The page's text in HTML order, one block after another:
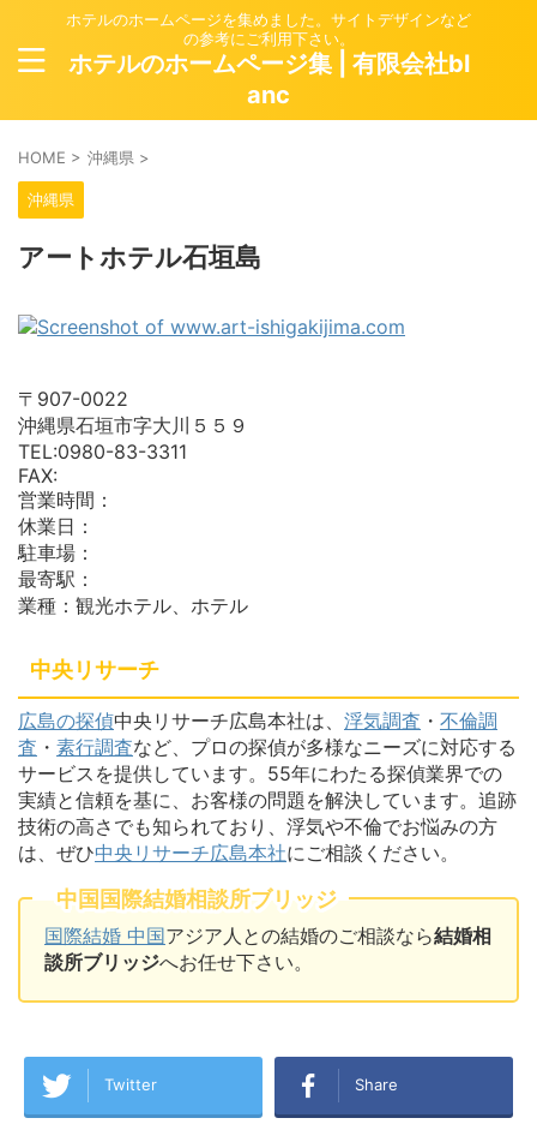
ホテルのホームページを集めました。サイトデザインなど
の参考にご利用下さい。
ホテルのホームページ集 | 有限会社bl
anc
HOME > 沖縄県 >
沖縄県
アートホテル石垣島
〒907-0022
沖縄県石垣市字大川５５９
TEL:0980-83-3311
FAX:
営業時間：
休業日：
駐車場：
最寄駅：
業種：観光ホテル、ホテル
中央リサーチ
広島の探偵中央リサーチ広島本社は、 浮気調査 ・ 不倫調
査 ・ 素行調査など、プロの探偵が多様なニーズに対応する
サービスを提供しています。55年にわたる探偵業界での
実績と信頼を基に、お客様の問題を解決しています。追跡
技術の高さでも知られており、浮気や不倫でお悩みの方
は、ぜひ中央リサーチ広島本社にご相談ください。
中国国際結婚相談所ブリッジ
国際結婚 中国アジア人との結婚のご相談なら結婚相
談所ブリッジへお任せ下さい。
Twitter Share